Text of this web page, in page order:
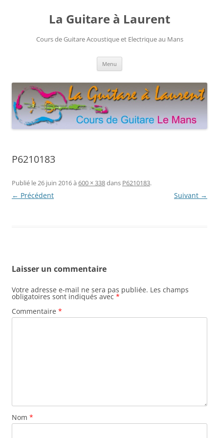
La Guitare à Laurent
Cours de Guitare Acoustique et Electrique au Mans
Menu
P6210183
Publié le26 juin 2016à 600 × 338dans P6210183.
← Précédent Suivant →
Laisser un commentaire
Votre adresse e-mail ne sera pas publiée. Les champs
obligatoires sont indiqués avec *
Commentaire *
Nom *